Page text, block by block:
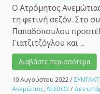
Ο Ατρόμητος
τη φετινή σεζόν. Στο
Παπαδόπουλου
Γιατζιτζόγλου και ...
Διαβάστε περισσότερα
10 Αυγούστου 2022/
Ανεμώτιας,ΛΕΣΒΟΣ/ Δεν